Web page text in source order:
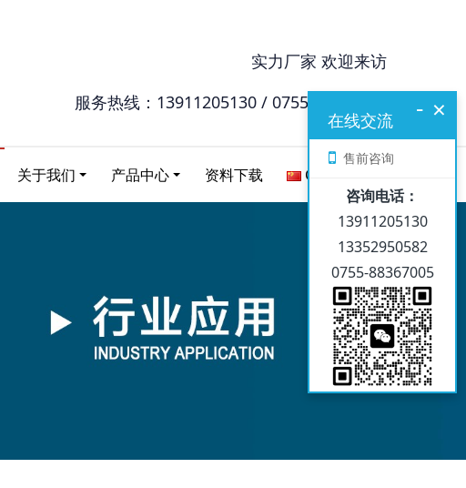
实力厂家 欢迎来访
服务热线：13911205130 / 0755-88367005
关于我们 产品中心 资料下载 Chinese
×
-
在线交流
售前咨询
咨询电话：
13911205130
13352950582
0755-88367005